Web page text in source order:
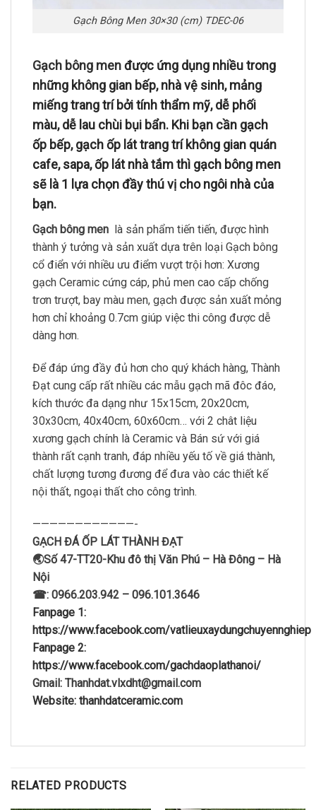
Gạch Bông Men 30×30 (cm) TDEC-06
Gạch bông menđược ứng dụng nhiều trong
những không gian bếp, nhà vệ sinh, mảng
miếng trang trí bởi tính thẩm mỹ, dễ phối
màu, dễ lau chùi bụi bẩn. Khi bạn cần gạch
ốp bếp, gạch ốp lát trang trí không gian quán
cafe, sapa, ốp lát nhà tắm thì gạch bông men
sẽ là 1 lựa chọn đầy thú vị cho ngôi nhà của
bạn.
Gạch bông men
là sản phẩm tiến tiến, được hình
thành ý tưởng và sản xuất dựa trên loại Gạch bông
cổ điển với nhiều ưu điểm vượt trội hơn: Xương
gạch Ceramic cứng cáp, phủ men cao cấp chống
trơn trượt, bay màu men, gạch được sản xuất mỏng
hơn chỉ khoảng 0.7cm giúp việc thi công được dễ
dàng hơn.
Để đáp ứng đầy đủ hơn cho quý khách hàng, Thành
Đạt cung cấp rất nhiều các mẫu gạch mã đôc đáo,
kích thước đa dạng như 15x15cm, 20x20cm,
30x30cm, 40x40cm, 60x60cm… với 2 chât liệu
xương gạch chính là Ceramic và Bán sứ với giá
thành rất cạnh tranh, đáp nhiều yếu tố về giá thành,
chất lượng tương đương để đưa vào các thiết kế
nội thất, ngoại thất cho công trình.
————————————-
GẠCH ĐÁ ỐP LÁT THÀNH ĐẠT
🌏Số 47-TT20-Khu đô thị Văn Phú – Hà Đông – Hà
Nội
☎: 0966.203.942 – 096.101.3646
Fanpage 1:
https://www.facebook.com/vatlieuxaydungchuyennghiep
Fanpage 2:
https://www.facebook.com/gachdaoplathanoi/
Gmail: Thanhdat.vlxdht@gmail.com
Website: thanhdatceramic.com
RELATED PRODUCTS